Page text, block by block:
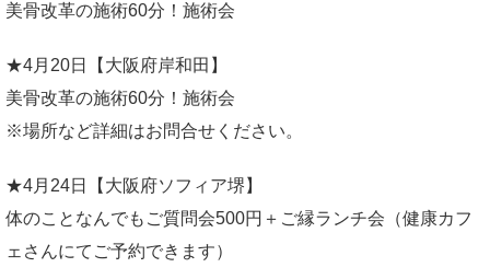
美骨改革の施術60分！施術会
★4月20日【大阪府岸和田】
美骨改革の施術60分！施術会
※場所など詳細はお問合せください。
★4月24日【大阪府ソフィア堺】
体のことなんでもご質問会500円＋ご縁ランチ会（健康カフ
ェさんにてご予約できます）